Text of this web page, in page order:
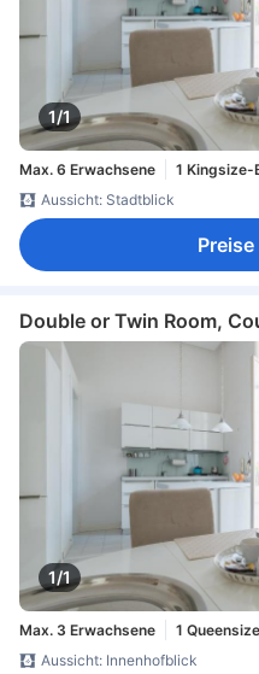
1/1
Max. 6 Erwachsene
1 Kingsize-
Aussicht: Stadtblick
Double or Twin Room,
1/1
Max. 3 Erwachsene
1
Aussicht: Innenhofblick